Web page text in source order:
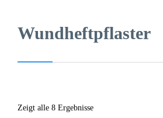
Wundheftpflaster
Zeigt alle 8 Ergebnisse